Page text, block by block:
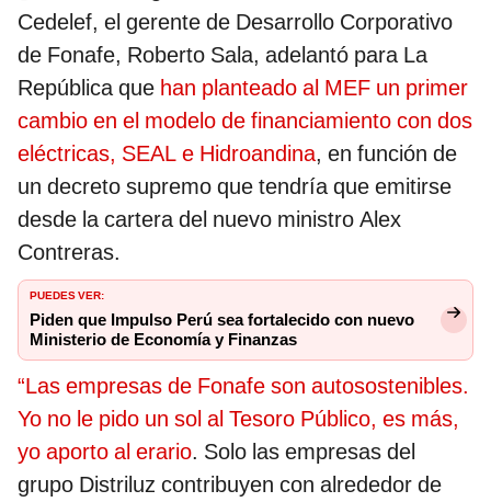
Cedelef, el gerente de Desarrollo Corporativo
de Fonafe, Roberto Sala, adelantó para La
República que han planteado al MEF un primer
cambio en el modelo de financiamiento con dos
eléctricas, SEAL e Hidroandina, en función de
un decreto supremo que tendría que emitirse
desde la cartera del nuevo ministro Alex
Contreras.
PUEDES VER:
Piden que Impulso Perú sea fortalecido con nuevo
Ministerio de Economía y Finanzas
“Las empresas de Fonafe son autosostenibles.
Yo no le pido un sol al Tesoro Público, es más,
yo aporto al erario. Solo las empresas del
grupo Distriluz contribuyen con alrededor de